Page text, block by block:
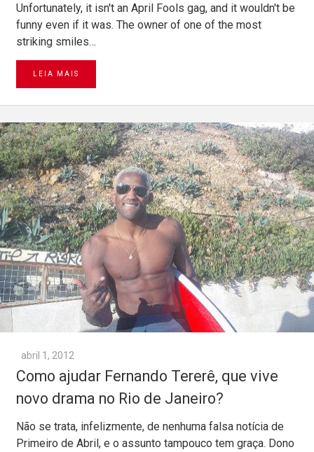
Unfortunately, it isn't an April Fools gag, and it wouldn't be
funny even if it was. The owner of one of the most
striking smiles…
LEIA MAIS
abril 1, 2012
Como ajudar Fernando Tererê, que vive
novo drama no Rio de Janeiro?
Não se trata, infelizmente, de nenhuma falsa notícia de
Primeiro de Abril, e o assunto tampouco tem graça. Dono